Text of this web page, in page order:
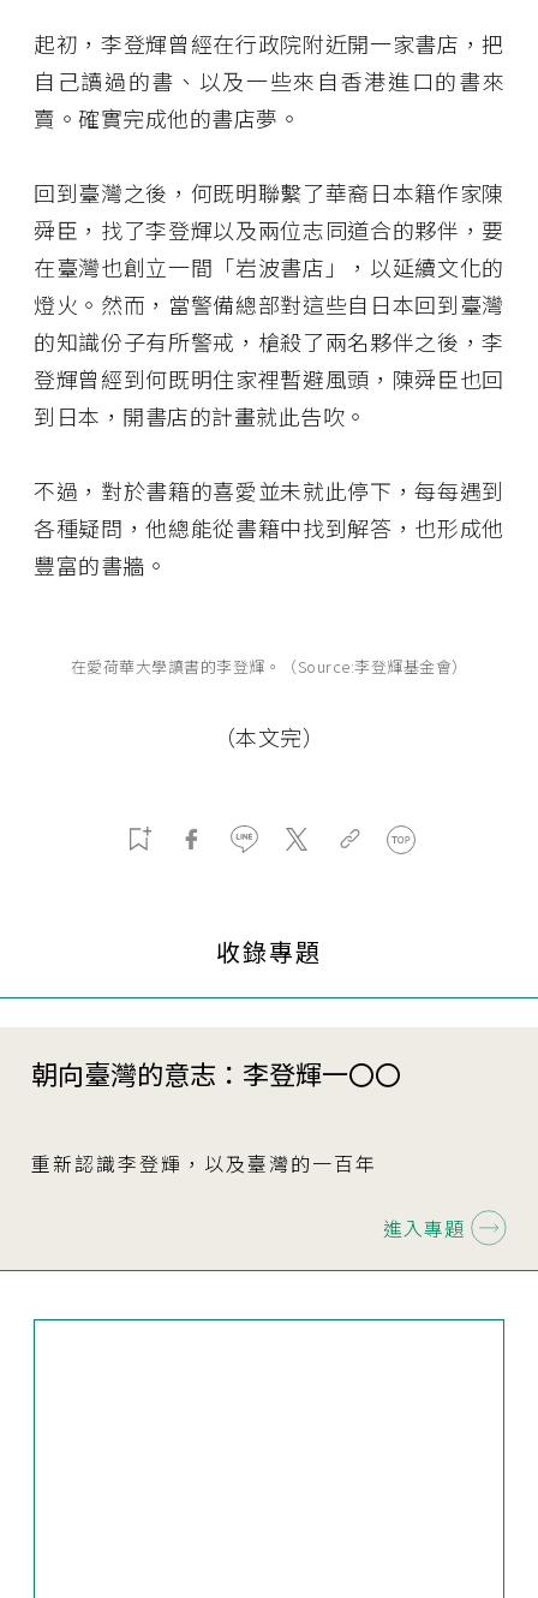
起初，李登輝曾經在行政院附近開一家書店，把
自己讀過的書、以及一些來自香港進口的書來
賣。確實完成他的書店夢。
回到臺灣之後，何既明聯繫了華裔日本籍作家陳
舜臣，找了李登輝以及兩位志同道合的夥伴，要
在臺灣也創立一間「岩波書店」，以延續文化的
燈火。然而，當警備總部對這些自日本回到臺灣
的知識份子有所警戒，槍殺了兩名夥伴之後，李
登輝曾經到何既明住家裡暫避風頭，陳舜臣也回
到日本，開書店的計畫就此告吹。
不過，對於書籍的喜愛並未就此停下，每每遇到
各種疑問，他總能從書籍中找到解答，也形成他
豐富的書牆。
在愛荷華大學讀書的李登輝。（Source:李登輝基金會）
（本文完）
收錄專題
朝向臺灣的意志：李登輝一〇〇
重新認識李登輝，以及臺灣的一百年
進入專題